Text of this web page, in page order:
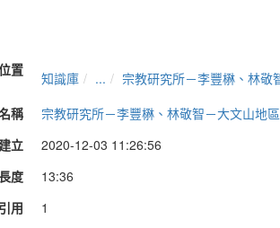
置 知識庫 ...
宗教研究所－李豐楙、林敬
稱
宗教研究所－李豐楙、林敬智－大文山地
建立
2020-12-03 11:26:56
度
13:36
引用
1